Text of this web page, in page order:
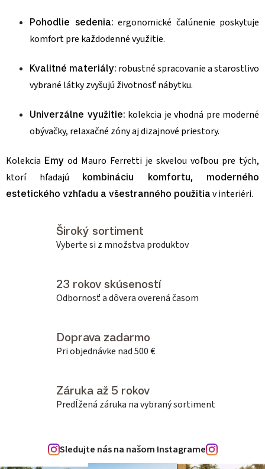
Pohodlie sedenia: ergonomické čalúnenie poskytuje
komfort pre každodenné využitie.
Kvalitné materiály: robustné spracovanie a starostlivo
vybrané látky zvyšujú životnosť nábytku.
Univerzálne využitie: kolekcia je vhodná pre moderné
obývačky, relaxačné zóny aj dizajnové priestory.
Kolekcia Emy od Mauro Ferretti je skvelou voľbou pre tých,
ktorí hľadajú kombináciu komfortu, moderného
estetického vzhľadu a všestranného použitia v interiéri.
Široký sortiment
Vyberte si z množstva produktov
23 rokov skúseností
Odbornosť a dôvera overená časom
Doprava zadarmo
Pri objednávke nad 500 €
Záruka až 5 rokov
Predĺžená záruka na vybraný sortiment
Sledujte nás na našom Instagrame